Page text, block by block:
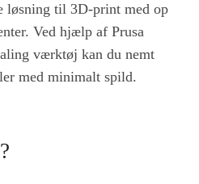
løsning til 3D-print med op
Ved hjælp af Prusa
værktøj kan du nemt
med minimalt spild.